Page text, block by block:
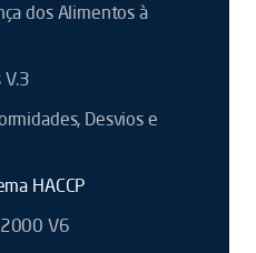
dos Alimentos à
V.3
Desvios e
HACCP
V6